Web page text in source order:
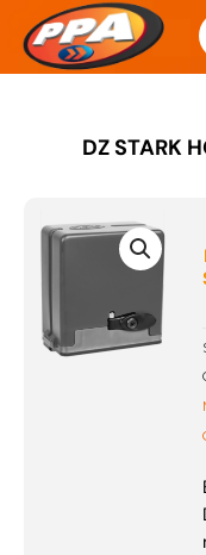
contenido
...
DZ STARK